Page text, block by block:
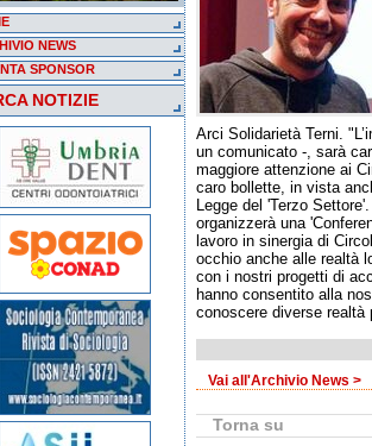
NEWS
SPONSOR
NOTIZIE
Arci Solidarietà Terni.
un comunicato -, sarà
maggiore attenzione ai
caro bollette, in vista
Legge del 'Terzo
organizzerà una
lavoro in sinergia di
occhio anche alle realtà
con i nostri progetti di
hanno consentito alla
conoscere diverse realtà
Vai all'Archivio News >
Torna su